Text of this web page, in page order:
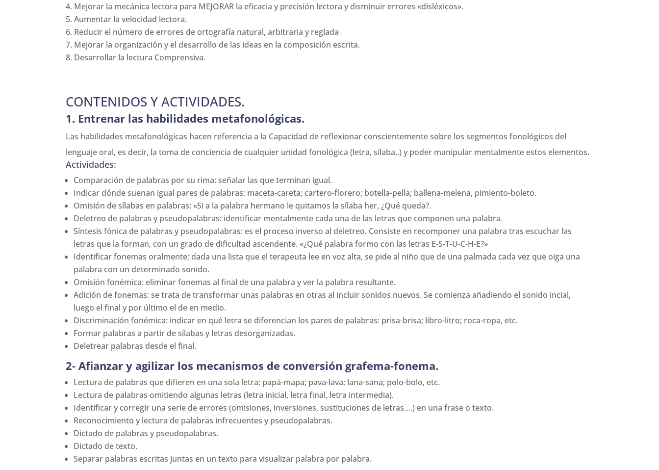
Mejorar la mecánica lectora para MEJORAR la eficacia y precisión lectora y disminuir errores «disléxicos».
Aumentar la velocidad lectora.
Reducir el número de errores de ortografía natural, arbitraria y reglada
Mejorar la organización y el desarrollo de las ideas en la composición escrita.
Desarrollar la lectura Comprensiva.
CONTENIDOS Y ACTIVIDADES.
1. Entrenar las habilidades metafonológicas.
Las habilidades metafonológicas hacen referencia a la Capacidad de reflexionar conscientemente sobre los segmentos fonológicos del
lenguaje oral, es decir, la toma de conciencia de cualquier unidad fonológica (letra, sílaba..) y poder manipular mentalmente estos elementos.
Actividades:
Comparación de palabras por su rima: señalar las que terminan igual.
Indicar dónde suenan igual pares de palabras: maceta-careta; cartero-florero; botella-pella; ballena-melena, pimiento-boleto.
Omisión de sílabas en palabras: «Si a la palabra hermano le quitamos la sílaba her, ¿Qué queda?.
Deletreo de palabras y pseudopalabras: identificar mentalmente cada una de las letras que componen una palabra.
Síntesis fónica de palabras y pseudopalabras: es el proceso inverso al deletreo. Consiste en recomponer una palabra tras escuchar las
letras que la forman, con un grado de dificultad ascendente. «¿Qué palabra formo con las letras E-S-T-U-C-H-E?»
Identificar fonemas oralmente: dada una lista que el terapeuta lee en voz alta, se pide al niño que de una palmada cada vez que oiga una
palabra con un determinado sonido.
Omisión fonémica: eliminar fonemas al final de una palabra y ver la palabra resultante.
Adición de fonemas: se trata de transformar unas palabras en otras al incluir sonidos nuevos. Se comienza añadiendo el sonido incial,
luego el final y por último el de en medio.
Discriminación fonémica: indicar en qué letra se diferencian los pares de palabras: prisa-brisa; libro-litro; roca-ropa, etc.
Formar palabras a partir de sílabas y letras desorganizadas.
Deletrear palabras desde el final.
2- Afianzar y agilizar los mecanismos de conversión grafema-fonema.
Lectura de palabras que difieren en una sola letra: papá-mapa; pava-lava; lana-sana; polo-bolo, etc.
Lectura de palabras omitiendo algunas letras (letra inicial, letra final, letra intermedia).
Identificar y corregir una serie de errores (omisiones, inversiones, sustituciones de letras….) en una frase o texto.
Reconocimiento y lectura de palabras infrecuentes y pseudopalabras.
Dictado de palabras y pseudopalabras.
Dictado de texto.
Separar palabras escritas juntas en un texto para visualizar palabra por palabra.